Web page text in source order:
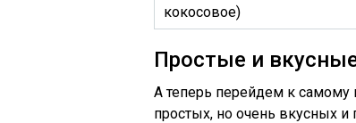
кокосовое)
Простые и
А теперь перейдем к самому
простых, но очень вкусных